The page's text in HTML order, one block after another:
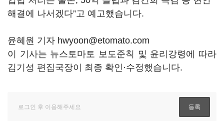
해결에 나서겠다”고 예고했습니다.
윤혜원 기자 hwyoon@etomato.com
이 기사는 뉴스토마토 보도준칙 및 윤리강령에 따라
김기성 편집국장이 최종 확인·수정했습니다.